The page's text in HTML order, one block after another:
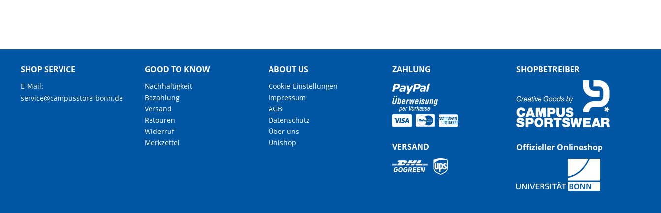
SHOP SERVICE
E-Mail:
service@campusstore-bonn.de
GOOD TO KNOW
Nachhaltigkeit
Bezahlung
Versand
Retouren
Widerruf
Merkzettel
ABOUT US
Cookie-Einstellungen
Impressum
AGB
Datenschutz
Über uns
Unishop
ZAHLUNG
VERSAND
SHOPBETREIBER
Offizieller Onlineshop